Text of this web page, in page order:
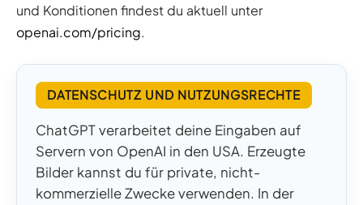
und Konditionen findest du aktuell unter
openai.com/pricing.
DATENSCHUTZ UND NUTZUNGSRECHTE
ChatGPT verarbeitet deine Eingaben auf
Servern von OpenAI in den USA. Erzeugte
Bilder kannst du für private, nicht-
kommerzielle Zwecke verwenden. In der